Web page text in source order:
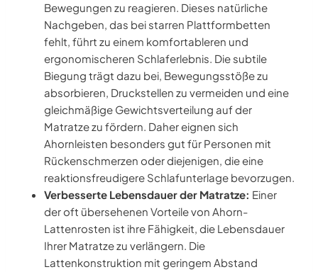
Bewegungen zu reagieren. Dieses natürliche
Nachgeben, das bei starren Plattformbetten
fehlt, führt zu einem komfortableren und
ergonomischeren Schlaferlebnis. Die subtile
Biegung trägt dazu bei, Bewegungsstöße zu
absorbieren, Druckstellen zu vermeiden und eine
gleichmäßige Gewichtsverteilung auf der
Matratze zu fördern. Daher eignen sich
Ahornleisten besonders gut für Personen mit
Rückenschmerzen oder diejenigen, die eine
reaktionsfreudigere Schlafunterlage bevorzugen.
Verbesserte Lebensdauer der Matratze: Einer
der oft übersehenen Vorteile von Ahorn-
Lattenrosten ist ihre Fähigkeit, die Lebensdauer
Ihrer Matratze zu verlängern. Die
Lattenkonstruktion mit geringem Abstand